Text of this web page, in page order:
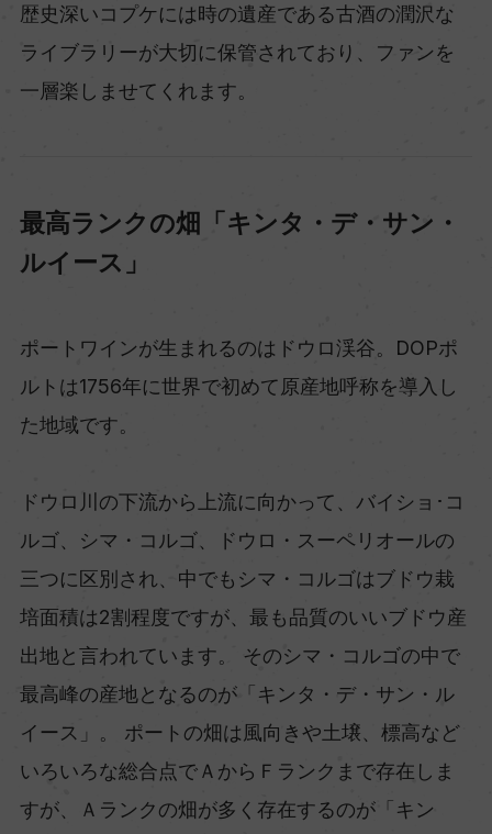
歴史深いコプケには時の遺産である古酒の潤沢な
ライブラリーが大切に保管されており、ファンを
一層楽しませてくれます。
最高ランクの畑「キンタ・デ・サン・
ルイース」
ポートワインが生まれるのはドウロ渓谷。DOPポ
ルトは1756年に世界で初めて原産地呼称を導入し
た地域です。
ドウロ川の下流から上流に向かって、バイショ･コ
ルゴ、シマ・コルゴ、ドウロ・スーペリオールの
三つに区別され、中でもシマ・コルゴはブドウ栽
培面積は2割程度ですが、最も品質のいいブドウ産
出地と言われています。 そのシマ・コルゴの中で
最高峰の産地となるのが「キンタ・デ・サン・ル
イース」。 ポートの畑は風向きや土壌、標高など
いろいろな総合点でＡからＦランクまで存在しま
すが、Ａランクの畑が多く存在するのが「キン